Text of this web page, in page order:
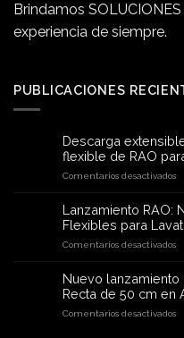
Brindamos
experiencia de siempre.
PUBLICACIONES
Descarga
flexible de RAO
Comentarios desactivadosen
la
Lanzamiento RAO:
Flexibles para
Comentarios desactivadosen
Nuevo lanzamiento
Recta de 50 cm en
Comentarios desactivadosen